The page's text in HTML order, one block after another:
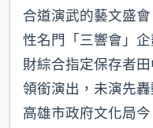
合道演武的藝文盛
性名門「三響會」
財綜合指定保存者
領銜演出，未演先
高雄市政府文化局